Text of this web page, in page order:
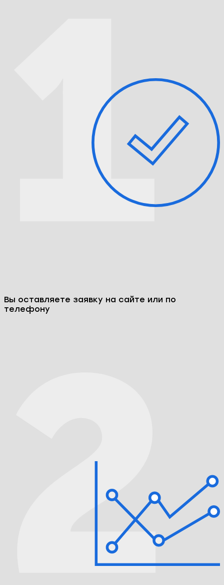
Перейти к ценам
Оплата в рассрочку
по популярным картам под 0%
Как мы работаем:
Вы оставляете заявку на сайте или по